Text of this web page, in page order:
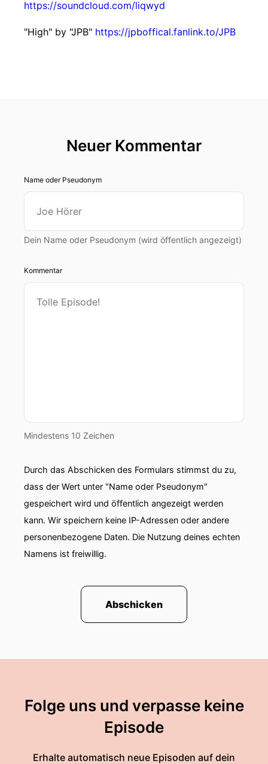
https://soundcloud.com/liqwyd
"High" by "JPB" https://jpboffical.fanlink.to/JPB
Neuer Kommentar
Name oder Pseudonym
Dein Name oder Pseudonym (wird öffentlich angezeigt)
Kommentar
Mindestens 10 Zeichen
Durch das Abschicken des Formulars stimmst du zu,
dass der Wert unter "Name oder Pseudonym"
gespeichert wird und öffentlich angezeigt werden
kann. Wir speichern keine IP-Adressen oder andere
personenbezogene Daten. Die Nutzung deines echten
Namens ist freiwillig.
Abschicken
Folge uns und verpasse keine
Episode
Erhalte automatisch neue Episoden auf dein